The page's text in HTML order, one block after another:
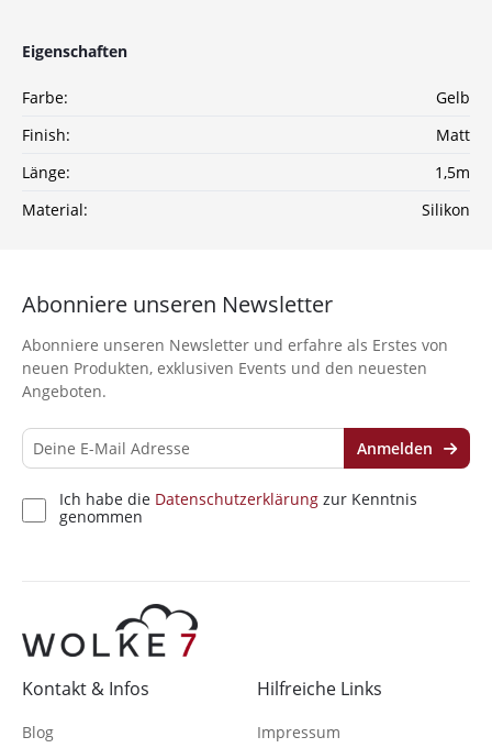
Eigenschaften
Farbe:
Gelb
Finish:
Matt
Länge:
1,5m
Material:
Silikon
Kontakt & Infos
Blog
Hilfreiche Links
Impressum
Abonniere unseren Newsletter
Abonniere unseren Newsletter und erfahre als Erstes von
neuen Produkten, exklusiven Events und den neuesten
Angeboten.
Ich habe die Datenschutzerklärung zur Kenntnis
genommen
Anmelden